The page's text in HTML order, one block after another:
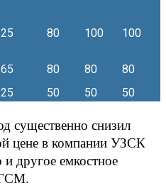
25 80 100 100
65 80 80 80
25 50 50 50
существенно снизил
цене в компании УЗСК
другое емкостное